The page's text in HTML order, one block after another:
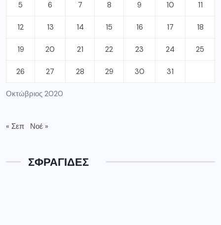
Οκτώβριος 2020
5 6 7 8 9 10 11
12 13 14 15 16 17 18
19 20 21 22 23 24 25
26 27 28 29 30 31
« Σεπ Νοέ »
ΣΦΡΑΓΙΔΕΣ